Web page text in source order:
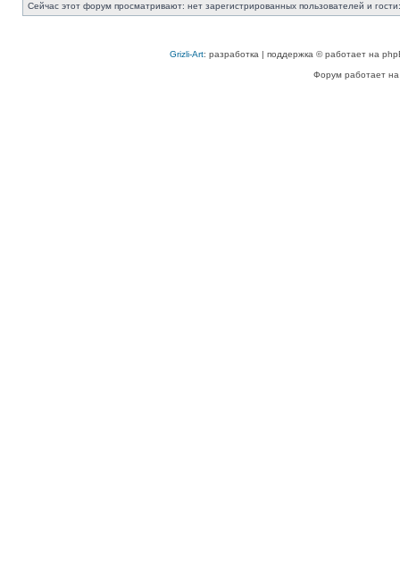
Сейчас этот форум просматривают: нет зарегистрированных пользователей и
Grizli-Art: разработка | поддержка © работает на
Форум работает